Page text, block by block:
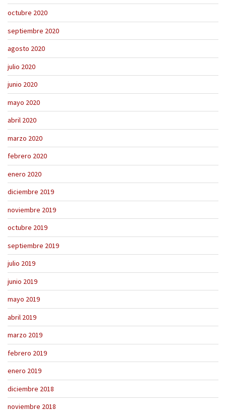
octubre 2020
septiembre 2020
agosto 2020
julio 2020
junio 2020
mayo 2020
abril 2020
marzo 2020
febrero 2020
enero 2020
diciembre 2019
noviembre 2019
octubre 2019
septiembre 2019
julio 2019
junio 2019
mayo 2019
abril 2019
marzo 2019
febrero 2019
enero 2019
diciembre 2018
noviembre 2018